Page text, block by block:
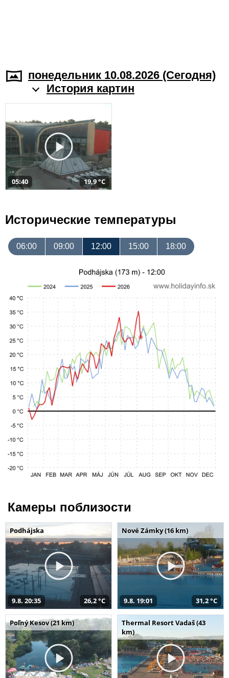
понедельник 10.08.2026 (Cегодня)
История картин
05:40 19,9 °C
Исторические температуры
06:00 09:00 12:00 15:00 18:00
Камеры поблизости
Podhájska
9.8. 20:35 26,2 °C
Nové Zámky (16 km)
9.8. 19:01 31,2 °C
Poľný Kesov (21 km)
Thermal Resort Vadaš (43
km)